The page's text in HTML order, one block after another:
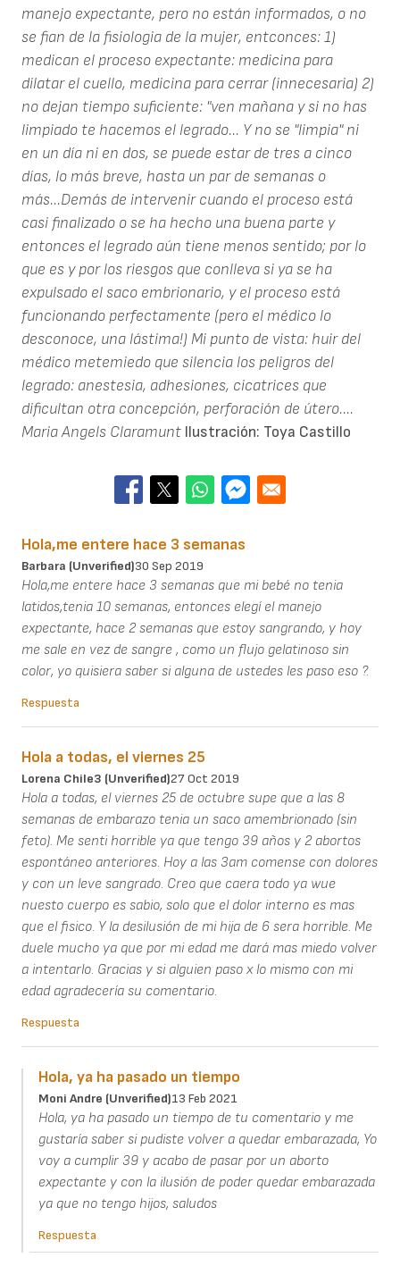
manejo expectante, pero no están informados, o no
se fian de la fisiologia de la mujer, entconces: 1)
medican el proceso expectante: medicina para
dilatar el cuello, medicina para cerrar (innecesaria) 2)
no dejan tiempo suficiente: "ven mañana y si no has
limpiado te hacemos el legrado... Y no se "limpia" ni
en un día ni en dos, se puede estar de tres a cinco
días, lo más breve, hasta un par de semanas o
más...Demás de intervenir cuando el proceso está
casi finalizado o se ha hecho una buena parte y
entonces el legrado aún tiene menos sentido; por lo
que es y por los riesgos que conlleva si ya se ha
expulsado el saco embrionario, y el proceso está
funcionando perfectamente (pero el médico lo
desconoce, una lástima!) Mi punto de vista: huir del
médico metemiedo que silencia los peligros del
legrado: anestesia, adhesiones, cicatrices que
dificultan otra concepción, perforación de útero....
Maria Angels Claramunt Ilustración: Toya Castillo
Hola,me entere hace 3 semanas
Barbara (unverified)30 Sep 2019
Hola,me entere hace 3 semanas que mi bebé no tenia
latidos,tenia 10 semanas, entonces elegí el manejo
expectante, hace 2 semanas que estoy sangrando, y hoy
me sale en vez de sangre , como un flujo gelatinoso sin
color, yo quisiera saber si alguna de ustedes les paso eso ?.
Respuesta
Hola a todas, el viernes 25
Lorena Chile3 (unverified)27 Oct 2019
Hola a todas, el viernes 25 de octubre supe que a las 8
semanas de embarazo tenia un saco amembrionado (sin
feto). Me senti horrible ya que tengo 39 años y 2 abortos
espontáneo anteriores. Hoy a las 3am comense con dolores
y con un leve sangrado. Creo que caera todo ya wue
nuesto cuerpo es sabio, solo que el dolor interno es mas
que el fisico. Y la desilusión de mi hija de 6 sera horrible. Me
duele mucho ya que por mi edad me dará mas miedo volver
a intentarlo. Gracias y si alguien paso x lo mismo con mi
edad agradecería su comentario.
Respuesta
Hola, ya ha pasado un tiempo
Moni Andre (unverified)13 Feb 2021
Hola, ya ha pasado un tiempo de tu comentario y me
gustaría saber si pudiste volver a quedar embarazada, Yo
voy a cumplir 39 y acabo de pasar por un aborto
expectante y con la ilusión de poder quedar embarazada
ya que no tengo hijos, saludos
Respuesta